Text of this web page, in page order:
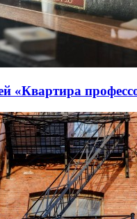
«Квартира